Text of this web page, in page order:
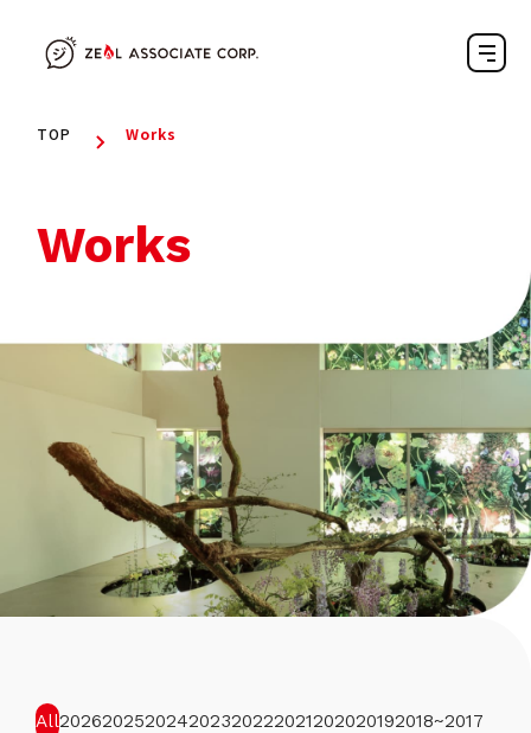
TOP Works
Works
All202620252024202320222021202020192018~2017